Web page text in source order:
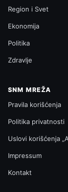
Region i Svet
Ekonomija
Politika
Zdravlje
SNM MREŽA
Pravila korišćenja
Politika privatnosti
Uslovi korišćenja
Impressum
Kontakt